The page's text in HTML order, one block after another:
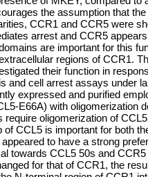
the assumption that
CCR1 and CCR5 were
arrest and CCR5
are important for this
regions of CCR1.
their function in
and cell arrest assays under
expressed and purified
E66A) with oligomerization
require oligomerization of
of CCL5 is important for both
to have a strong
towards CCL5 50s and
for that of CCR1, the